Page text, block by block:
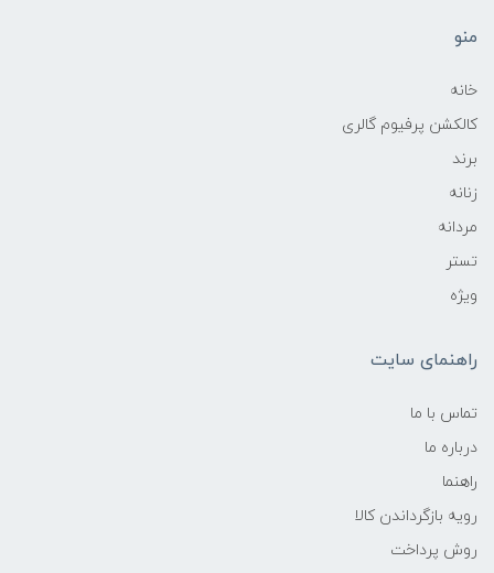
منو
خانه
کالکشن پرفیوم گالری
برند
زنانه
مردانه
تستر
ویژه
راهنمای سایت
تماس با ما
درباره ما
راهنما
رویه‌ بازگرداندن کالا
روش پرداخت